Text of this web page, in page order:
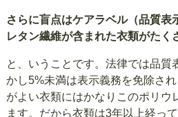
さらに盲点はケアラベル（品質表
レタン繊維が含まれた衣類がたく
と、いうことです。法律では品質
かし5%未満は表示義務を免除さ
がよい衣類にはかなりこのポリウ
ます。だから衣類は3年以上経っ